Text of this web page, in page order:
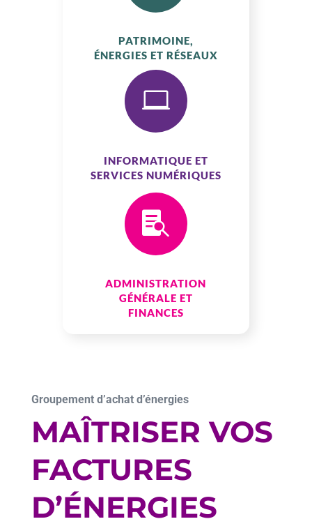
PATRIMOINE,
ÉNERGIES ET RÉSEAUX

INFORMATIQUE ET
SERVICES NUMÉRIQUES

ADMINISTRATION
GÉNÉRALE ET
FINANCES
Groupement d’achat d’énergies
MAÎTRISER VOS
FACTURES
D’ÉNERGIES